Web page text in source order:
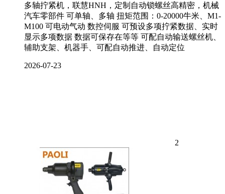
多轴拧紧机，联慧HNH，定制自动锁螺丝高精密，机械
汽车零部件 可单轴、多轴 扭矩范围：0-20000牛米、M1-
M100 可电动气动 数控伺服 可预设多项拧紧数据、实时
显示多项数据 数据可保存在等等 可配自动输送螺丝机、
辅助支架、机器手、可配自动推进、自动定位
2026-07-23
2